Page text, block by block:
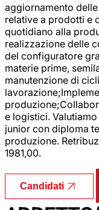
aggiornamento
relative a prodotti e
quotidiano alla
realizzazione delle
del configuratore
materie prime,
manutenzione di
e logistici.
junior con diploma
produzione.
1981,00.
Candidati